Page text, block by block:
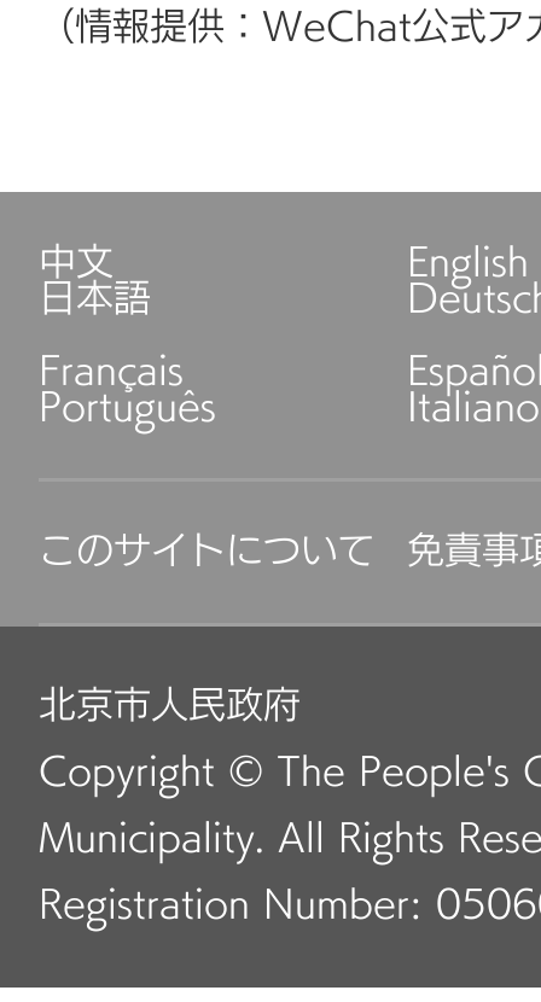
（情報提供：WeChat公式
中文 English
日本語
Français
Português Italiano
このサイトについて 免責事
北京市人民政府
Copyright © The People's
Municipality. All Rights
Registration Number: